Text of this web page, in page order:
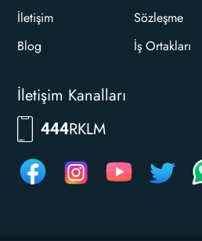
İletişim
Blog
Sözleşme
İş Ortakları
İletişim Kanalları
444RKLM